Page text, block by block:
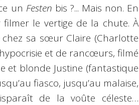
un Festen bis ?... Mais non. En
le vertige de la chute. À
sa sœur Claire (Charlotte
et de rancœurs, filmé
et blonde Justine (fantastique
fiasco, jusqu’au malaise,
de la voûte céleste…